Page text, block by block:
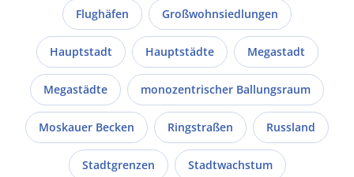
Flughäfen Großwohnsiedlungen
Hauptstadt Hauptstädte Megastadt
Megastädte monozentrischer Ballungsraum
Moskauer Becken Ringstraßen Russland
Stadtgrenzen Stadtwachstum